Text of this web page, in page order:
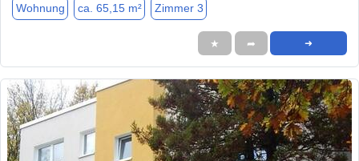
Wohnung ca. 65,15 m² Zimmer 3
★ ➦ ➜